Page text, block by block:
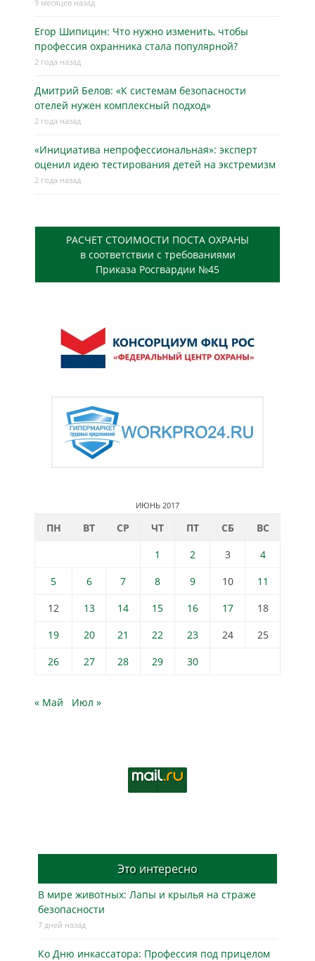
9 месяцев назад
Егор Шипицин: Что нужно изменить, чтобы
профессия охранника стала популярной?
2 года назад
Дмитрий Белов: «К системам безопасности
отелей нужен комплексный подход»
2 года назад
«Инициатива непрофессиональная»: эксперт
оценил идею тестирования детей на экстремизм
2 года назад
РАСЧЕТ СТОИМОСТИ ПОСТА ОХРАНЫ
в соответствии с требованиями
Приказа Росгвардии №45
ИЮНЬ 2017
ПН ВТ СР ЧТ ПТ СБ
ВС
1
2 3
4
5
6 7 8 9 10
11
12
13 14 15 16 17
18
19
20 21 22 23 24
25
26
27 28 29 30
« Май Июл »
Это интересно
В мире животных: Лапы и крылья на страже
безопасности
7 дней назад
Ко Дню инкассатора: Профессия под прицелом